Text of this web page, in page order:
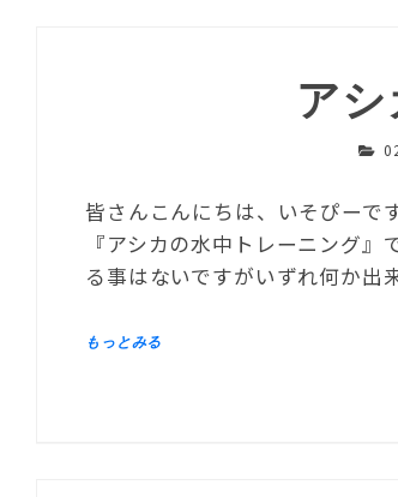
ア
皆さんこんにちは、いそぴーで
『アシカの水中トレーニング
る事はないですがいずれ何か出